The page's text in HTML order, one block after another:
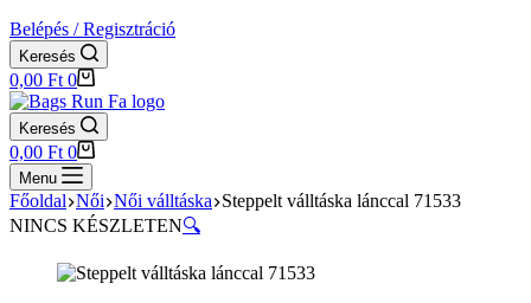
Belépés / Regisztráció
Keresés
Shopping
cart
0,00 Ft 0
Keresés
Shopping
cart
0,00 Ft 0
Menu
Főoldal Női Női válltáska Steppelt válltáska lánccal 71533
NINCS KÉSZLETEN🔍